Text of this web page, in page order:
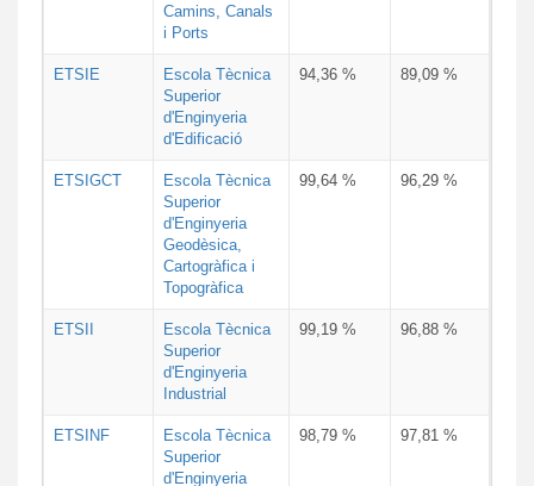
Camins, Canals
i Ports
ETSIE
Escola Tècnica
Superior
d'Enginyeria
d'Edificació
94,36 % 89,09 %
ETSIGCT
Escola Tècnica
Superior
d'Enginyeria
Geodèsica,
Cartogràfica i
Topogràfica
99,64 % 96,29 %
ETSII
Escola Tècnica
Superior
d'Enginyeria
Industrial
99,19 % 96,88 %
ETSINF
Escola Tècnica
Superior
d'Enginyeria
98,79 % 97,81 %